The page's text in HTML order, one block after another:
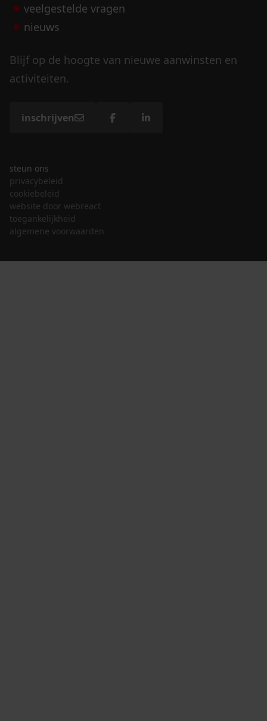
veelgestelde vragen
nieuws
Blijf op de hoogte van nieuwe aanwinsten en
activiteiten.
inschrijven
steun ons
privacybeleid
cookiebeleid
website door webreact
toegankelijkheid
algemene voorwaarden